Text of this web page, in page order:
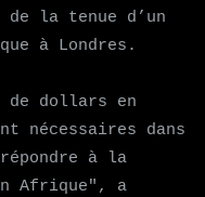
la tenue d’un
à Londres.
de dollars en
nécessaires dans
à la
Afrique", a